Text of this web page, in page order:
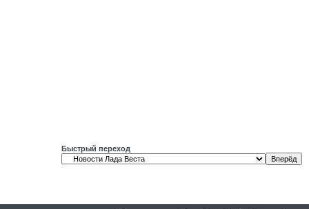
Быстрый переход